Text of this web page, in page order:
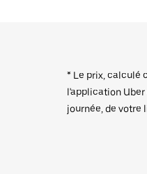
* Le prix, calculé
l'application
journée, de votre